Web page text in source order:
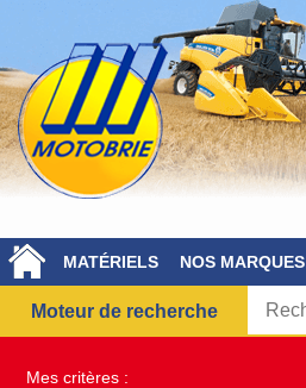
MATÉRIELS NOS MARQUES
Moteur de recherche
Mes critères :